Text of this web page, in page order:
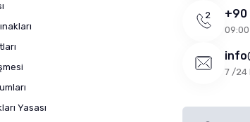
Yasası
+90
7 /24